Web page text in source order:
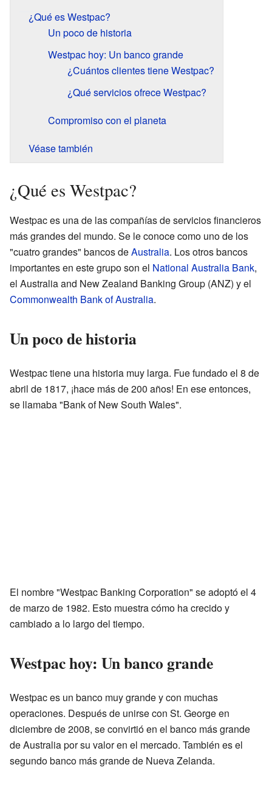
¿Qué es Westpac?
Un poco de historia
Westpac hoy: Un banco grande
¿Cuántos clientes tiene Westpac?
¿Qué servicios ofrece Westpac?
Compromiso con el planeta
Véase también
¿Qué es Westpac?
Westpac es una de las compañías de servicios financieros
más grandes del mundo. Se le conoce como uno de los
"cuatro grandes" bancos deAustralia. Los otros bancos
importantes en este grupo son el National Australia Bank,
el Australia and New Zealand Banking Group (ANZ) y el
Commonwealth Bank of Australia.
Un poco de historia
Westpac tiene una historia muy larga. Fue fundado el 8 de
abril de 1817, ¡hace más de 200 años! En ese entonces,
se llamaba "Bank of New South Wales".
El nombre "Westpac Banking Corporation" se adoptó el 4
de marzo de 1982. Esto muestra cómo ha crecido y
cambiado a lo largo del tiempo.
Westpac hoy: Un banco grande
Westpac es un banco muy grande y con muchas
operaciones. Después de unirse con St. George en
diciembre de 2008, se convirtió en el banco más grande
de Australia por su valor en el mercado. También es el
segundo banco más grande de Nueva Zelanda.